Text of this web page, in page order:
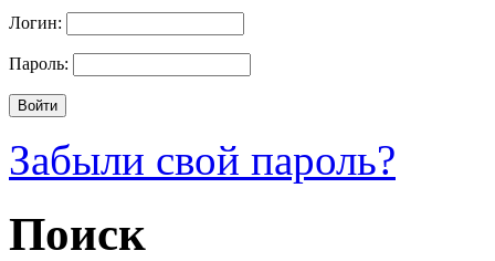
Логин:
Пароль:
Забыли свой пароль?
Поиск